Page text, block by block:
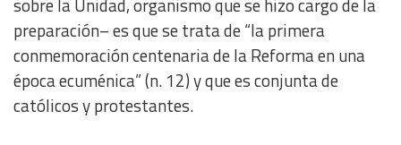
sobre la Unidad, organismo que se hizo cargo de la
preparación– es que se trata de “la primera
conmemoración centenaria de la Reforma en una
época ecuménica” (n. 12) y que es conjunta de
católicos y protestantes.